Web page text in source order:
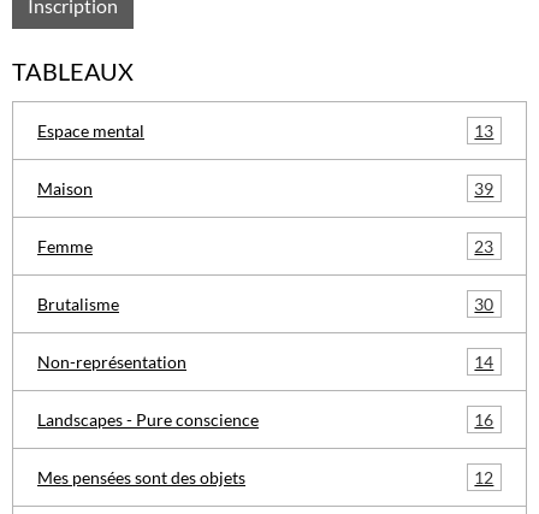
Inscription
TABLEAUX
Espace mental 13
Maison 39
Femme 23
Brutalisme 30
Non-représentation 14
Landscapes - Pure conscience 16
Mes pensées sont des objets 12